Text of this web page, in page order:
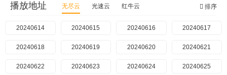
排序
播放地址 无尽云 光速云 红牛云
20240614 20240615 20240616 20240617
20240618 20240619 20240620 20240621
20240622 20240623 20240624 20240625